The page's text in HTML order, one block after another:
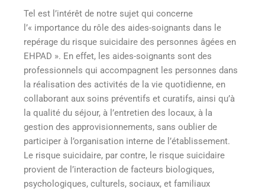
Tel est l’intérêt de notre sujet qui concerne
l’« importance du rôle des aides-soignants dans le
repérage du risque suicidaire des personnes âgées en
EHPAD ». En effet, les aides-soignants sont des
professionnels qui accompagnent les personnes dans
la réalisation des activités de la vie quotidienne, en
collaborant aux soins préventifs et curatifs, ainsi qu’à
la qualité du séjour, à l’entretien des locaux, à la
gestion des approvisionnements, sans oublier de
participer à l’organisation interne de l’établissement.
Le risque suicidaire, par contre, le risque suicidaire
provient de l’interaction de facteurs biologiques,
psychologiques, culturels, sociaux, et familiaux